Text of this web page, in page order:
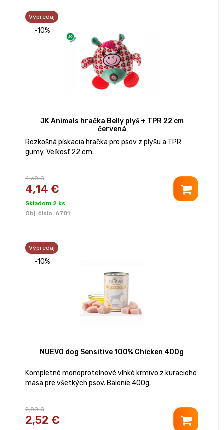
Výpredaj
-10%
JK Animals hračka Belly plyš + TPR 22 cm
červená
Rozkošná pískacia hračka pre psov z plyšu a TPR
gumy. Veľkosť 22 cm.
4,60 €
4,14 €
Skladom 2 ks
Obj. čislo: 6781
Výpredaj
-10%
NUEVO dog Sensitive 100% Chicken 400g
Kompletné monoproteínové vlhké krmivo z kuracieho
mäsa pre všetkých psov. Balenie 400g.
2,80 €
2,52 €